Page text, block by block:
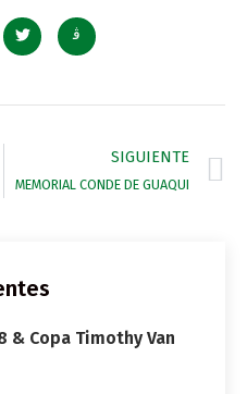
SIGUIENTE
MEMORIAL CONDE DE GUAQUI
& Copa Timothy Van